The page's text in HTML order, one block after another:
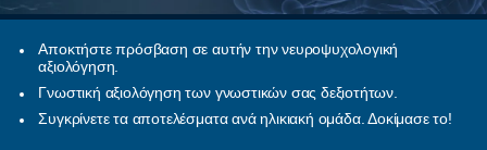
Αποκτήστε πρόσβαση σε αυτήν την νευροψυχολογική
αξιολόγηση.
Γνωστική αξιολόγηση των γνωστικών σας δεξιοτήτων.
Συγκρίνετε τα αποτελέσματα ανά ηλικιακή ομάδα. Δοκίμασε το!